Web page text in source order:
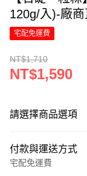
120g/入)-廠商
宅配免運費
NT$1,710
NT$1,590
請選擇商品選項
付款與運送方式
宅配免運費